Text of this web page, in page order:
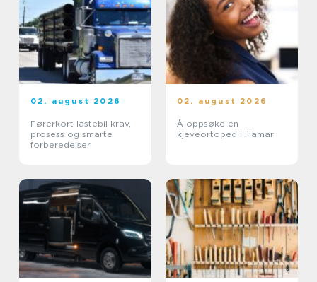
02. august 2026
Førerkort lastebil krav,
prosess og smarte
forberedelser
02. august 2026
Å oppsøke en
kjeveortoped i Hamar